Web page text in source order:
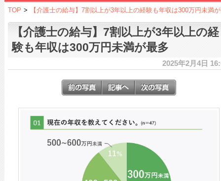
TOP > 【介護士の給与】7割以上が3年以上の経験も年収は300万円未満
【介護士の給与】7割以上が3年以上の経
験も年収は300万円未満が最多
2025年2月4日